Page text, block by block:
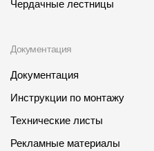
Чердачные лестницы
Документация
Документация
Инструкции по монтажу
Технические листы
Рекламные материалы